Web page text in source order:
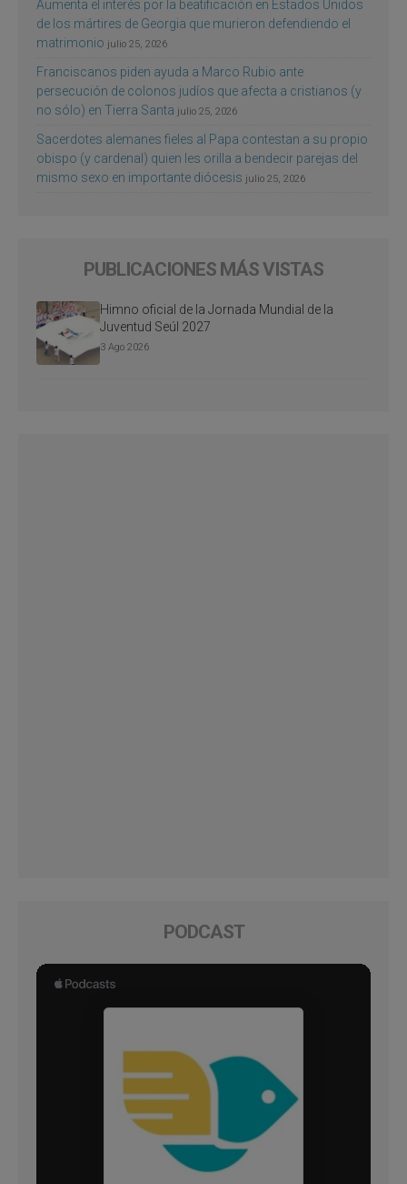
Aumenta el interés por la beatificación en Estados Unidos
de los mártires de Georgia que murieron defendiendo el
matrimonio julio 25, 2026
Franciscanos piden ayuda a Marco Rubio ante
persecución de colonos judíos que afecta a cristianos (y
no sólo) en Tierra Santa julio 25, 2026
Sacerdotes alemanes fieles al Papa contestan a su propio
obispo (y cardenal) quien les orilla a bendecir parejas del
mismo sexo en importante diócesis julio 25, 2026
PUBLICACIONES MÁS VISTAS
Himno oficial de la Jornada Mundial de la
Juventud Seúl 2027
3 Ago 2026
PODCAST